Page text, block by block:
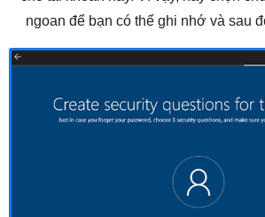
ngoan để bạn có thể ghi nhớ và sau